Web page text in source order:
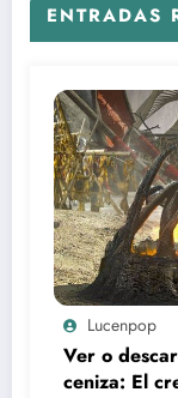
ENTRADAS
Lucenpop
Ver o
ceniza: El